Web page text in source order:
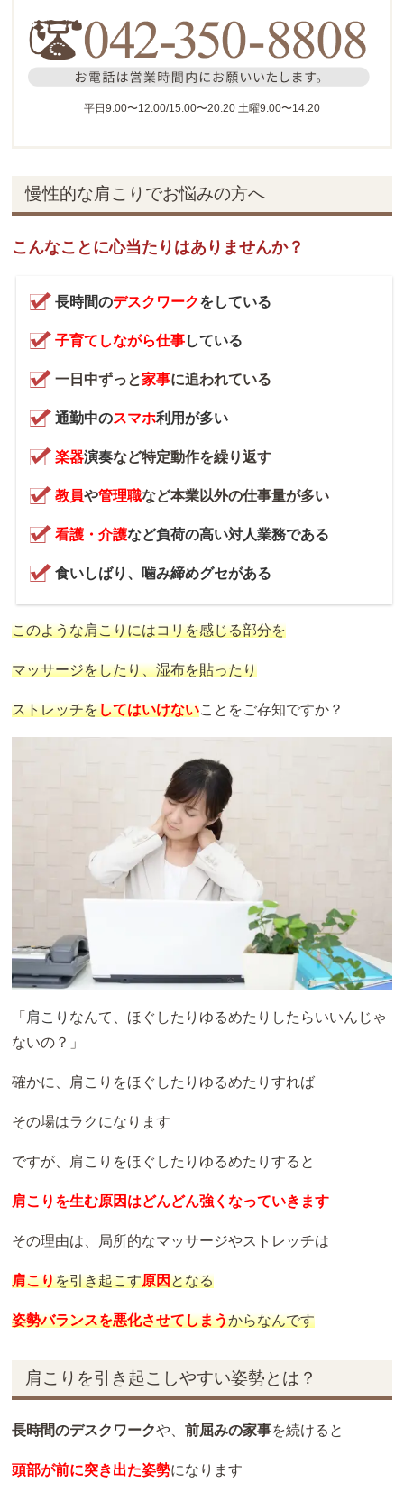
平日9:00〜12:00/15:00〜20:20 土曜9:00〜14:20
慢性的な肩こりでお悩みの方へ
こんなことに心当たりはありませんか？
長時間のデスクワークをしている
子育てしながら仕事している
一日中ずっと家事に追われている
通勤中のスマホ利用が多い
楽器演奏など特定動作を繰り返す
教員や管理職など本業以外の仕事量が多い
看護・介護など負荷の高い対人業務である
食いしばり、噛み締めグセがある
このような肩こりにはコリを感じる部分を
マッサージをしたり、湿布を貼ったり
ストレッチをしてはいけないことをご存知ですか？
「 肩こり なんて、ほぐしたりゆるめたりしたらいいんじゃ
ないの？」
確かに、肩こりをほぐしたりゆるめたりすれば
その場はラクになります
ですが、肩こりをほぐしたりゆるめたりすると
肩こりを生む原因はどんどん強くなっていきます
その理由は、局所的なマッサージやストレッチは
肩こりを引き起こす原因となる
姿勢バランスを悪化させてしまうからなんです
肩こりを引き起こしやすい姿勢とは？
長時間のデスクワークや、前屈みの家事を続けると
頭部が前に突き出た姿勢になります